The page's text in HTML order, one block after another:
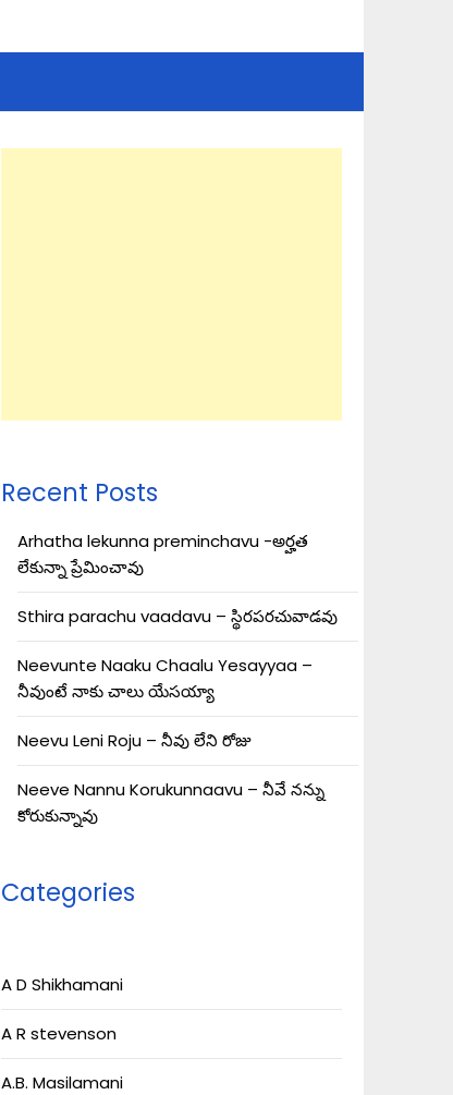
Recent Posts
Arhatha lekunna preminchavu -అర్హత
లేకున్నా ప్రేమించావు
Sthira parachu vaadavu – స్థిరపరచువాడవు
Neevunte Naaku Chaalu Yesayyaa –
నీవుంటే నాకు చాలు యేసయ్యా
Neevu Leni Roju – నీవు లేని రోజు
Neeve Nannu Korukunnaavu – నీవే నన్ను
కోరుకున్నావు
Categories
A D Shikhamani
A R stevenson
A.B. Masilamani